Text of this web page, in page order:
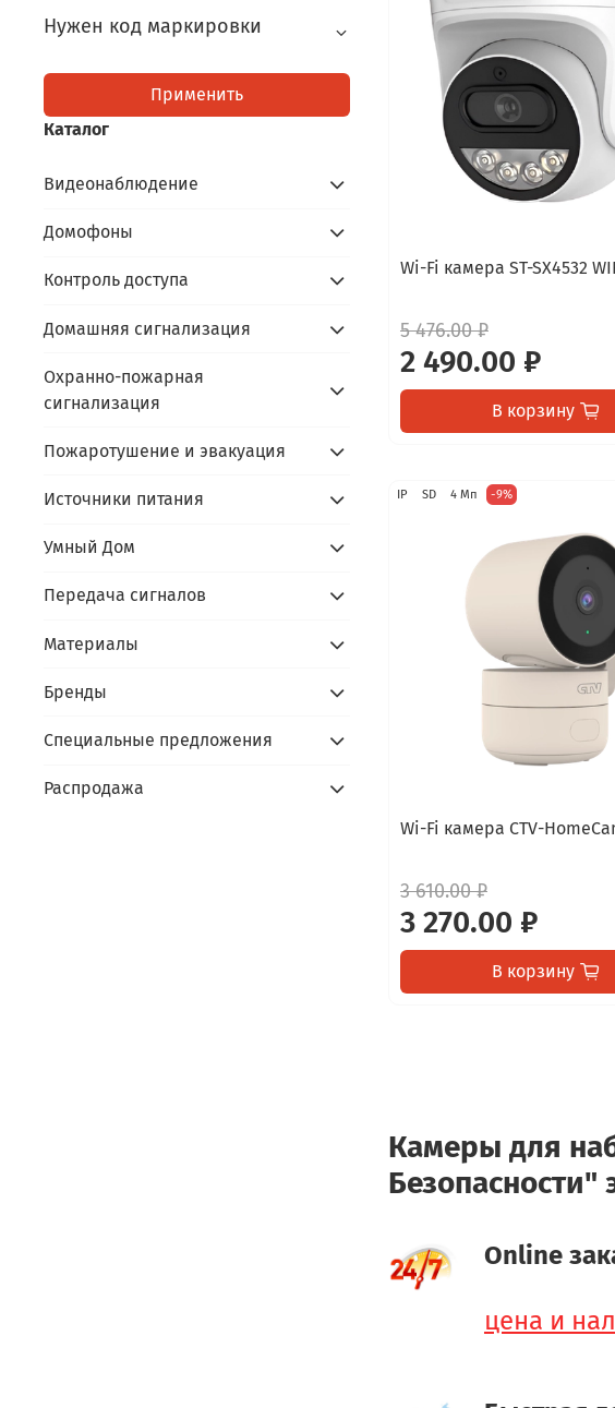
Wi-Fi камера ST-SX4532
5 476.00 ₽
2 490.00 ₽
В корзину
IP SD 4 Мп -9%
Wi-Fi камера CTV-
3 610.00 ₽
3 270.00 ₽
В корзину
Камеры для
Безопасности"
Online
цена и
Нужен код маркировки
Применить
Каталог
Видеонаблюдение
Домофоны
Контроль доступа
Домашняя сигнализация
Охранно-пожарная
сигнализация
Пожаротушение и эвакуация
Источники питания
Умный Дом
Передача сигналов
Материалы
Бренды
Специальные предложения
Распродажа